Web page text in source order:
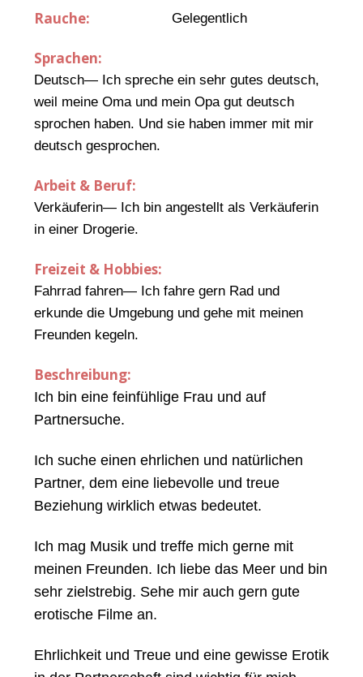
Rauche: Gelegentlich
Sprachen:
Deutsch— Ich spreche ein sehr gutes deutsch,
weil meine Oma und mein Opa gut deutsch
sprochen haben. Und sie haben immer mit mir
deutsch gesprochen.
Arbeit & Beruf:
Verkäuferin— Ich bin angestellt als Verkäuferin
in einer Drogerie.
Freizeit & Hobbies:
Fahrrad fahren— Ich fahre gern Rad und
erkunde die Umgebung und gehe mit meinen
Freunden kegeln.
Beschreibung:
Ich bin eine feinfühlige Frau und auf
Partnersuche.
Ich suche einen ehrlichen und natürlichen
Partner, dem eine liebevolle und treue
Beziehung wirklich etwas bedeutet.
Ich mag Musik und treffe mich gerne mit
meinen Freunden. Ich liebe das Meer und bin
sehr zielstrebig. Sehe mir auch gern gute
erotische Filme an.
Ehrlichkeit und Treue und eine gewisse Erotik